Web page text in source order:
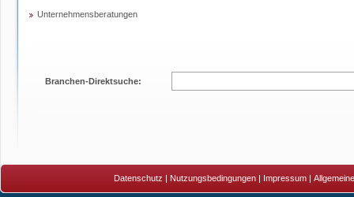
Unternehmensberatungen
Branchen-Direktsuche:
Datenschutz | Nutzungsbedingungen| Impressum|